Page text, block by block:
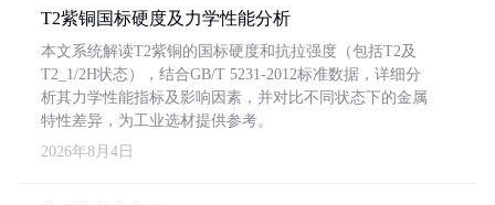
T2紫铜国标硬度及力学性能分析
本文系统解读T2紫铜的国标硬度和抗拉强度（包括T2及
T2_1/2H状态），结合GB/T 5231-2012标准数据，详细分
析其力学性能指标及影响因素，并对比不同状态下的金属
特性差异，为工业选材提供参考。
2026年8月4日